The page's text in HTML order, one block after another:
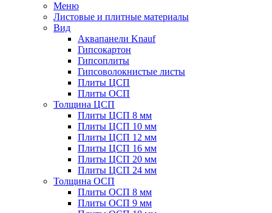
Меню
Листовые и плитные материалы
Вид
Аквапанели Knauf
Гипсокартон
Гипсоплиты
Гипсоволокнистые листы
Плиты ЦСП
Плиты ОСП
Толщина ЦСП
Плиты ЦСП 8 мм
Плиты ЦСП 10 мм
Плиты ЦСП 12 мм
Плиты ЦСП 16 мм
Плиты ЦСП 20 мм
Плиты ЦСП 24 мм
Толщина ОСП
Плиты ОСП 8 мм
Плиты ОСП 9 мм